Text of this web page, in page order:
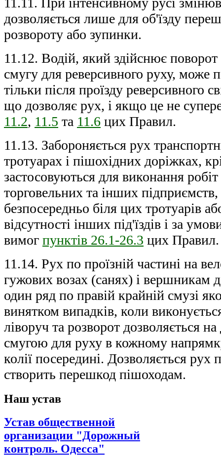
дозволяється лише для об'їзду
розвороту або зупинки.
11.12. Водій, який здійснює
смугу для реверсивного руху, може
тільки після проїзду реверсивного
що дозволяє рух, і якщо це не
11.2, 11.5 та 11.6 цих Правил.
11.13. Забороняється рух
тротуарах і пішохідних доріжках,
застосовуються для виконання
торговельних та інших
безпосередньо біля цих тротуарів
відсутності інших під'їздів і за
вимог пунктів 26.1-26.3 цих Правил.
11.14. Рух по проїзній частині на
гужових возах (санях) і вершникам
один ряд по правій крайній смузі
винятком випадків, коли
ліворуч та розворот дозволяється
смугою для руху в кожному
колії посередині. Дозволяється
створить перешкод пішоходам.
Наш устав
Устав общественной
организации "Дорожный
контроль. Одесса"